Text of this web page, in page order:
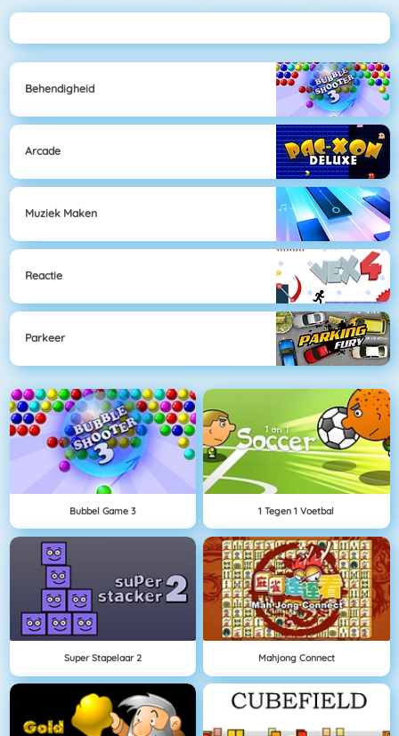
Behendigheid
Arcade
Muziek Maken
Reactie
Parkeer
Bubbel Game 3 1 Tegen 1 Voetbal
Super Stapelaar 2 Mahjong Connect